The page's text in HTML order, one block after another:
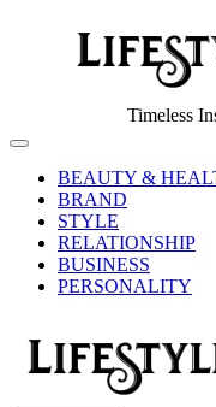
People
Timeless
Off
CanvasBEAUTY &
BRAND
STYLE
RELATIONSHIP
BUSINESS
PERSONALITY